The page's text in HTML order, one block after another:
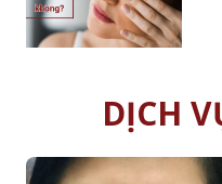
DỊCH